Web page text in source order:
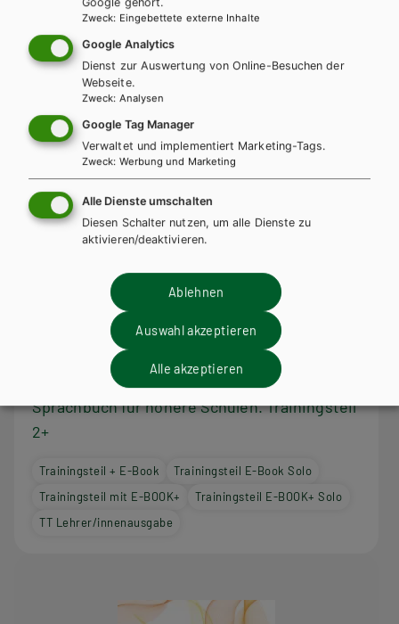
BAFEP/BASOP HAK/HAS HLFS/LFS
KOMPETENZ:DEUTSCH – modular.
Sprachbuch für höhere Schulen. Trainingsteil
2+
Trainingsteil + E-Book
Trainingsteil E-Book Solo
Trainingsteil mit E-BOOK+
Trainingsteil E-BOOK+ Solo
TT Lehrer/innenausgabe
Google gehört.
Zweck: Eingebettete externe Inhalte
Google Analytics
Dienst zur Auswertung von Online-Besuchen der
Webseite.
Zweck: Analysen
Google Tag Manager
Verwaltet und implementiert Marketing-Tags.
Zweck: Werbung und Marketing
Alle Dienste umschalten
Diesen Schalter nutzen, um alle Dienste zu
aktivieren/deaktivieren.
Ablehnen
Auswahl akzeptieren
Alle akzeptieren